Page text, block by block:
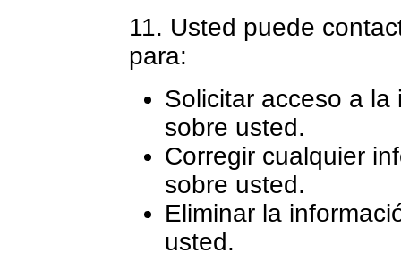
11. Usted puede
para:
Solicitar acceso a la
sobre usted.
Corregir cualquier
sobre usted.
Eliminar la
usted.